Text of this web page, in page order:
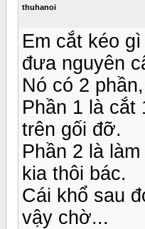
thuhanoi
Em cắt kéo
đưa nguyên
Nó có 2 phần,
Phần 1 là cắt
trên gối đỡ.
Phần 2 là
kia thôi bác.
Cái khổ sau
vậy chờ...